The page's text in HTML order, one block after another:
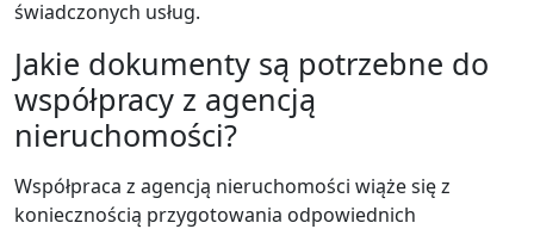
świadczonych usług.
Jakie dokumenty są potrzebne do
współpracy z agencją
nieruchomości?
Współpraca z agencją nieruchomości wiąże się z
koniecznością przygotowania odpowiednich